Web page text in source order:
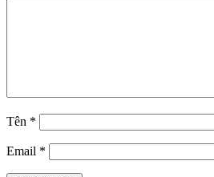
Tên *
Email *